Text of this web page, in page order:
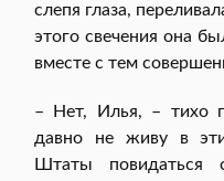
слепя глаза,
этого свечения она
вместе с тем
– Нет, Илья, – тихо
давно не живу в
Штаты